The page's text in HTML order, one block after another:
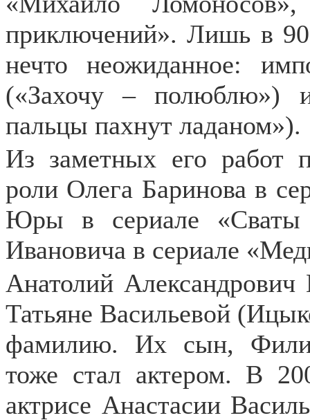
приключений». Лишь в
нечто неожиданное:
(«Захочу – полюблю»)
пальцы пахнут ладаном»).
Из заметных его работ
роли Олега Баринова в
Юры в сериале
Ивановича в сериале
Анатолий
Татьяне Васильевой
фамилию.
Их сын,
тоже стал актером. В
актрисе Анастасии